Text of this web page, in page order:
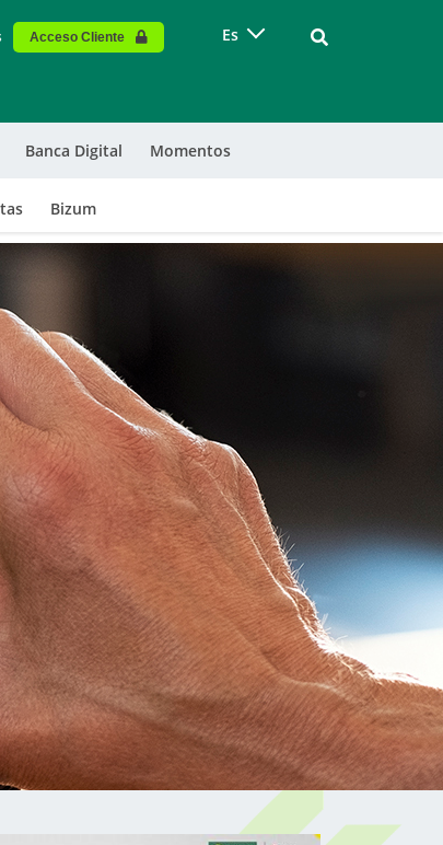
Acceso Cliente Es Vinculo -
Bizum
Banca Digital Momentos